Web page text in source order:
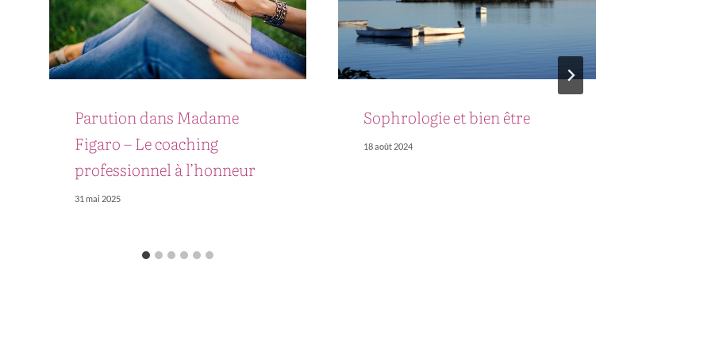
Parution dans Madame
Figaro – Le coaching
professionnel à l’honneur
31 mai 2025
Sophrologie et bien être
18 août 2024